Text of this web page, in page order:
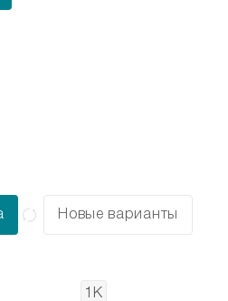
Новые варианты
1К